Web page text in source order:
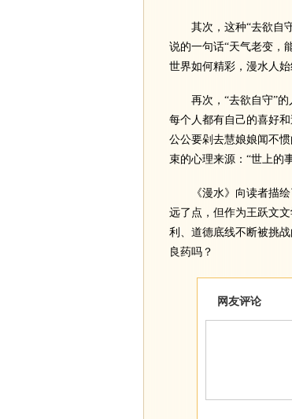
其次，这种“去欲自守
说的一句话“天气老变，
世界如何精彩，漫水人
再次，“去欲自守”的
每个人都有自己的喜好
公公要剁去慧娘娘闻不
束的心理来源：“世上的
《漫水》向读者描绘
远了点，但作为王跃文
利、道德底线不断被挑
良药吗？
网友评论